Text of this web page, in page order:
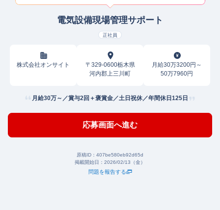
電気設備現場管理サポート
正社員
株式会社オンサイト
〒329-0600栃木県
河内郡上三川町
月給30万3200円～
50万7960円
月給30万～／賞与2回＋褒賞金／土日祝休／年間休日125日
応募画面へ進む
原稿ID： 407be580eb92d65d
掲載開始日： 2026/02/13（金）
問題を報告する